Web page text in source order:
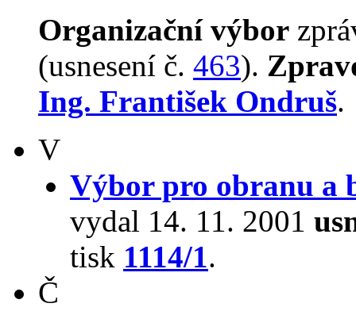
Organizační výbor
(usnesení č. 463).
Ing. František Ondruš.
V
Výbor pro obranu a
vydal 14. 11. 2001
tisk 1114/1.
Č